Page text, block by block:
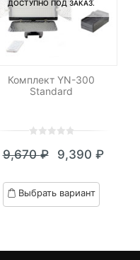
ДОСТУПНО ПОД ЗАКАЗ.
Комплект YN-300
Standard
out
based
on
9,670₽
цена
составляла
9,390 ₽
Текущая
цена:
9,390 ₽.
Выбрать вариант